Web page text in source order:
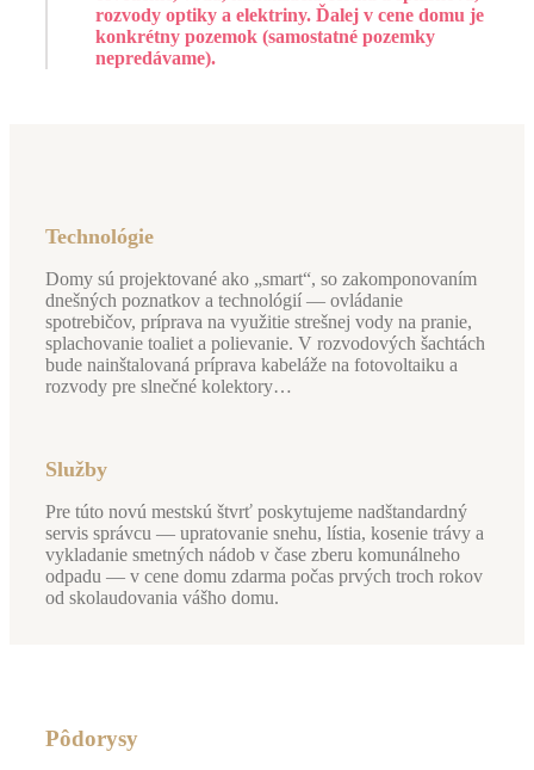
rozvody optiky a elektriny. Ďalej v cene domu je
konkrétny pozemok (samostatné pozemky
nepredávame).
Technológie
Domy sú projektované ako „smart“, so zakomponovaním
dnešných poznatkov a technológií — ovládanie
spotrebičov, príprava na využitie strešnej vody na pranie,
splachovanie toaliet a polievanie. V rozvodových šachtách
bude nainštalovaná príprava kabeláže na fotovoltaiku a
rozvody pre slnečné kolektory…
Služby
Pre túto novú mestskú štvrť poskytujeme nadštandardný
servis správcu — upratovanie snehu, lístia, kosenie trávy a
vykladanie smetných nádob v čase zberu komunálneho
odpadu ­— v cene domu zdarma počas prvých troch rokov
od skolaudovania vášho domu.
Pôdorysy